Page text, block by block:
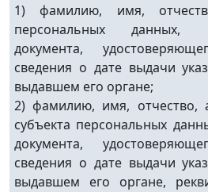
1) фамилию, имя,
персональных данных,
документа,
сведения о дате выдачи
выдавшем его органе;
2) фамилию, имя, отчество,
субъекта персональных
документа,
сведения о дате выдачи
выдавшем его органе,